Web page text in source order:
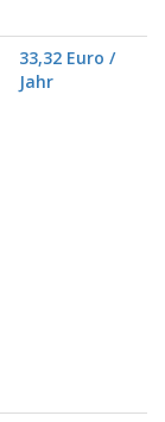
33,32 Euro /
Jahr